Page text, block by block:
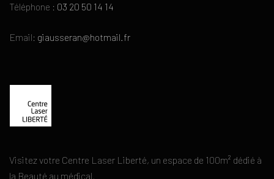
Téléphone : 03 20 50 14 14
Email: giausseran@hotmail.fr
Visitez votre Centre Laser Liberté, un espace de 100m² dédié à
la Beauté au médical.